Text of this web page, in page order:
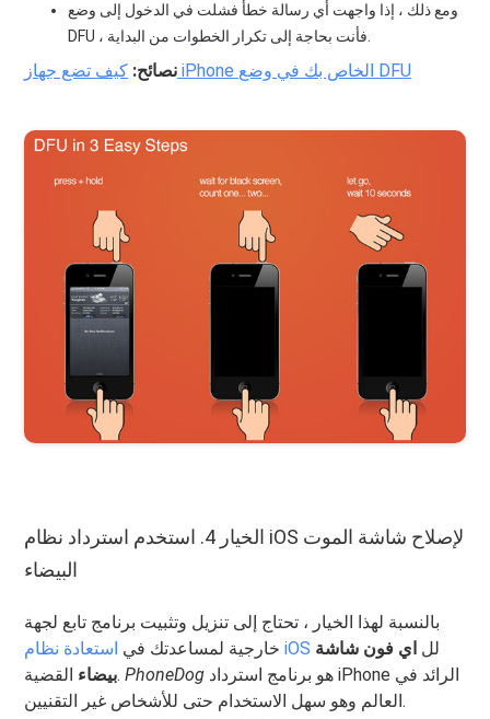
ومع ذلك ، إذا واجهت أي رسالة خطأ فشلت في الدخول إلى وضع
DFU ، فأنت بحاجة إلى تكرار الخطوات من البداية.
نصائح: كيف تضع جهاز iPhone الخاص بك في وضع DFU
الخيار 4. استخدم استرداد نظام iOS لإصلاح شاشة الموت
البيضاء
بالنسبة لهذا الخيار ، تحتاج إلى تنزيل وتثبيت برنامج تابع لجهة
خارجية لمساعدتك في استعادة نظام iOS لل اي فون شاشة
بيضاءالقضية.PhoneDog
العالم وهو سهل الاستخدام حتى للأشخاص غير التقنيين.